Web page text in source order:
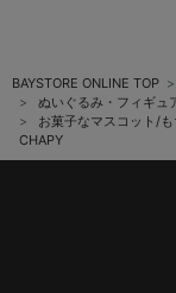
BAYSTORE ONLINE TOP
ぬいぐるみ・フィギュ
お菓子なマスコット/
CHAPY